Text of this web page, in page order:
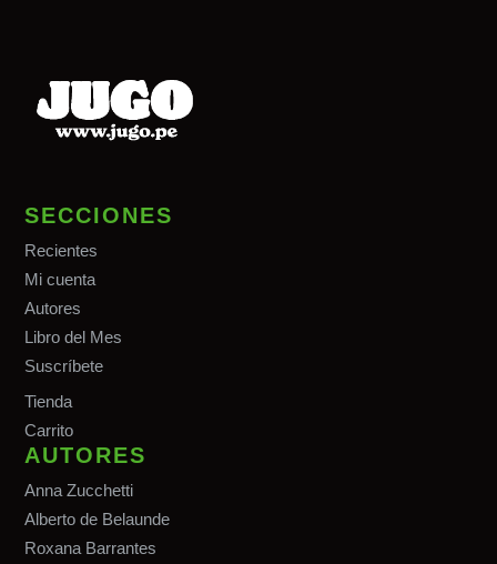
SECCIONES
Recientes
Mi cuenta
Autores
Libro del Mes
Suscríbete
Tienda
Carrito
AUTORES
Anna Zucchetti
Alberto de Belaunde
Roxana Barrantes